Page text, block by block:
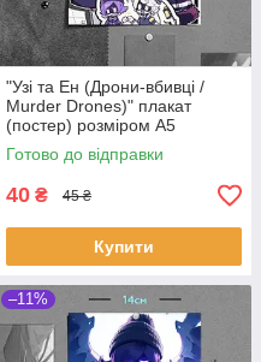
"Узі та Ен (Дрони-вбивці /
Murder Drones)" плакат
(постер) розміром А5
(14х20см)
Готово до відправки
40 ₴ 45 ₴
Купити
–11%